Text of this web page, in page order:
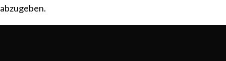
abzugeben.